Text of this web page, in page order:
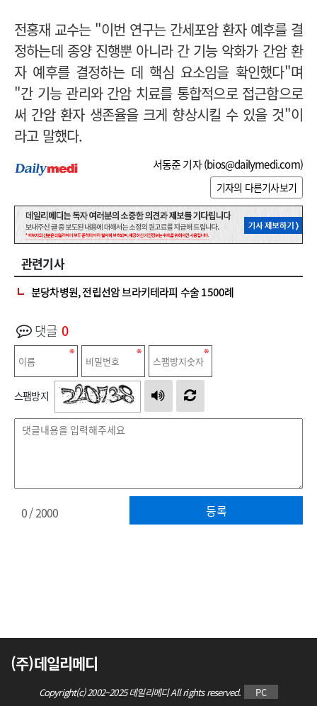
전홍재 교수는 "이번 연구는 간세포암 환자 예후를 결
정하는데 종양 진행뿐 아니라 간 기능 악화가 간암 환
자 예후를 결정하는 데 핵심 요소임을 확인했다"며
"간 기능 관리와 간암 치료를 통합적으로 접근함으로
써 간암 환자 생존율을 크게 향상시킬 수 있을 것"이
라고 말했다.
서동준 기자 (bios@dailymedi.com)
기자의 다른기사보기
관련기사
분당차병원, 전립선암 브라키테라피 수술 1500례
댓글 0
스팸방지
등록
0/ 2000
(주)데일리메디
Copyright(c) 2002~2025 데일리메디 All rights reserved. PC